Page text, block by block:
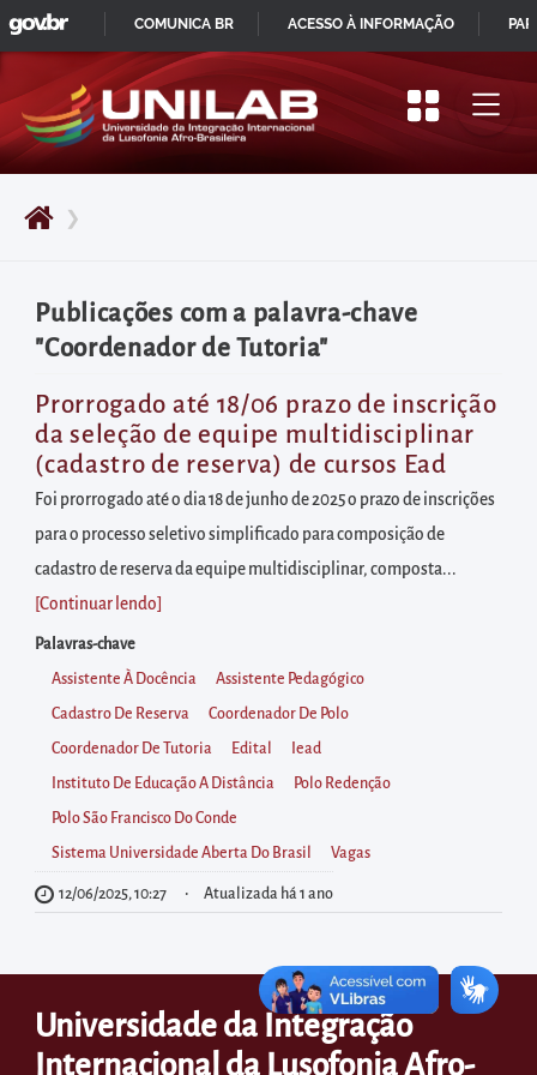
Pular
para
início
do
principal
Acessar
diretamente
o
menu
principal
Acessar
diretamente
à
área
para
realizar
buscas
internas
Acessar
diretamente
as
informações
postas
❯
Publicações com a palavra-chave
"Coordenador de Tutoria"
Prorrogado até 18/06 prazo de inscrição
da seleção de equipe multidisciplinar
(cadastro de reserva) de cursos Ead
Foi prorrogado até o dia 18 de junho de 2025 o prazo de inscrições
para o processo seletivo simplificado para composição de
cadastro de reserva da equipe multidisciplinar, composta...
[Continuar lendo
Palavras-chave
Assistente À Docência Assistente Pedagógico
Cadastro De Reserva Coordenador De Polo
Coordenador De Tutoria Edital Iead
Instituto De Educação A Distância Polo Redenção
Polo São Francisco Do Conde
Sistema Universidade Aberta Do Brasil Vagas
12/06/2025, 10:27 Atualizada há 1 ano
Universidade da Integração
Internacional da Lusofonia Afro-
IR
PARA
CONTEÚDO
GOVBR
COMUNICA BR ACESSO À INFORMAÇÃO